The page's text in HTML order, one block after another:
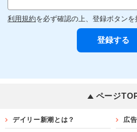
利用規約を必ず確認の上、登録ボタンを
ページ
デイリー新潮とは？ 広